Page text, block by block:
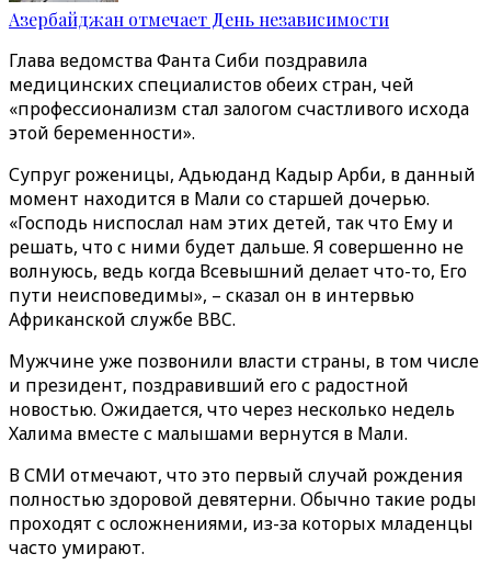
Азербайджан отмечает День независимости
Глава ведомства Фанта Сиби поздравила
медицинских специалистов обеих стран, чей
«профессионализм стал залогом счастливого исхода
этой беременности».
Супруг роженицы, Адьюданд Кадыр Арби, в данный
момент находится в Мали со старшей дочерью.
«Господь ниспослал нам этих детей, так что Ему и
решать, что с ними будет дальше. Я совершенно не
волнуюсь, ведь когда Всевышний делает что-то, Его
пути неисповедимы», – сказал он в интервью
Африканской службе BBC.
Мужчине уже позвонили власти страны, в том числе
и президент, поздравивший его с радостной
новостью. Ожидается, что через несколько недель
Халима вместе с малышами вернутся в Мали.
В СМИ отмечают, что это первый случай рождения
полностью здоровой девятерни. Обычно такие роды
проходят с осложнениями, из-за которых младенцы
часто умирают.